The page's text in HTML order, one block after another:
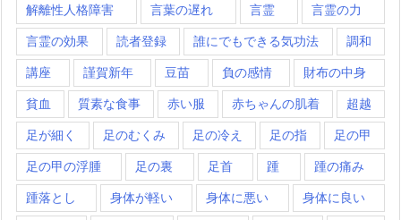
解離性人格障害 言葉の遅れ 言霊 言霊の力
言霊の効果 読者登録 誰にでもできる気功法 調和
講座 謹賀新年 豆苗 負の感情 財布の中身
貧血 質素な食事 赤い服 赤ちゃんの肌着 超越
足が細く 足のむくみ 足の冷え 足の指 足の甲
足の甲の浮腫 足の裏 足首 踵 踵の痛み
踵落とし 身体が軽い 身体に悪い 身体に良い